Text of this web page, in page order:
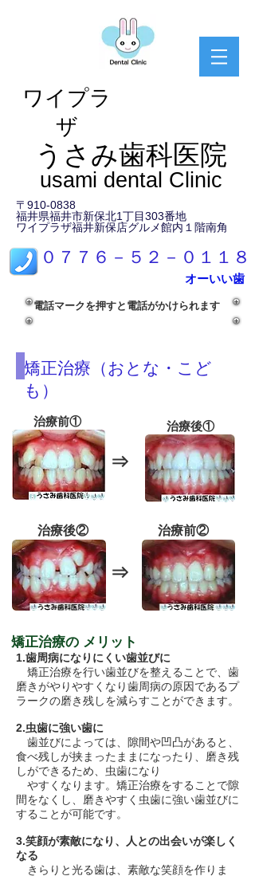
ワイプラ
ザ
​うさみ歯科医院
usami dental Clinic
〒910-0838
福井県福井市新保北1丁目303番地
​ワイプラザ福井新保店グルメ館内１階南角
​０７７６－５２－０１１８
オーいい歯
電話マークを押すと電話がかけられます
矯正治療（おとな・こど
も）
治療前① 治療後①
⇒
治療後② 治療前②
⇒
矯正治療の メリット
1.歯周病になりにくい歯並びに
矯正治療を行い歯並びを整えることで、歯
磨きがやりやすくなり歯周病の原因であるプ
ラークの磨き残しを減らすことができます。
2.虫歯に強い歯に
歯並びによっては、隙間や凹凸があると、
食べ残しが挟まったままになったり、磨き残
しができるため、 虫歯になり
やすくなります。矯正治療をすることで隙
間をなくし、磨きやすく虫歯に強い歯並びに
することが可能です。
3.笑顔が素敵になり、人との出会いが楽しく
なる
きらりと光る歯は、素敵な笑顔を作りま